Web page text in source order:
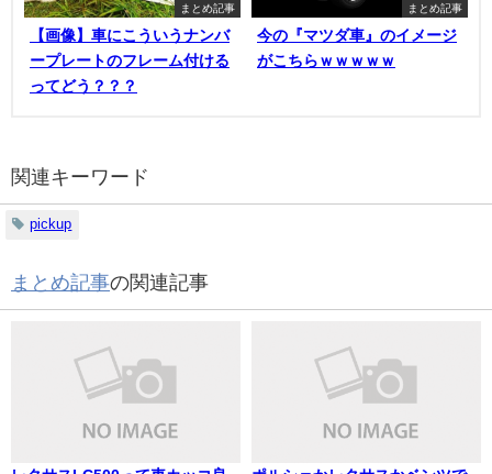
まとめ記事
【画像】車にこういうナンバ
ープレートのフレーム付ける
ってどう？？？
まとめ記事
今の『マツダ車』のイメージ
がこちらｗｗｗｗｗ
関連キーワード
pickup
まとめ記事の関連記事